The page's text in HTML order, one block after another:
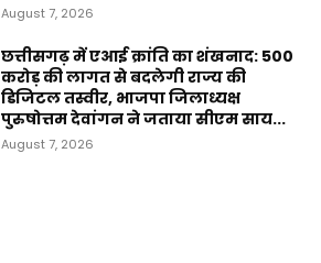
August 7, 2026
छत्तीसगढ़ में एआई क्रांति का शंखनाद: 500
करोड़ की लागत से बदलेगी राज्य की
डिजिटल तस्वीर, भाजपा जिलाध्यक्ष
पुरुषोत्तम देवांगन ने जताया सीएम साय...
August 7, 2026